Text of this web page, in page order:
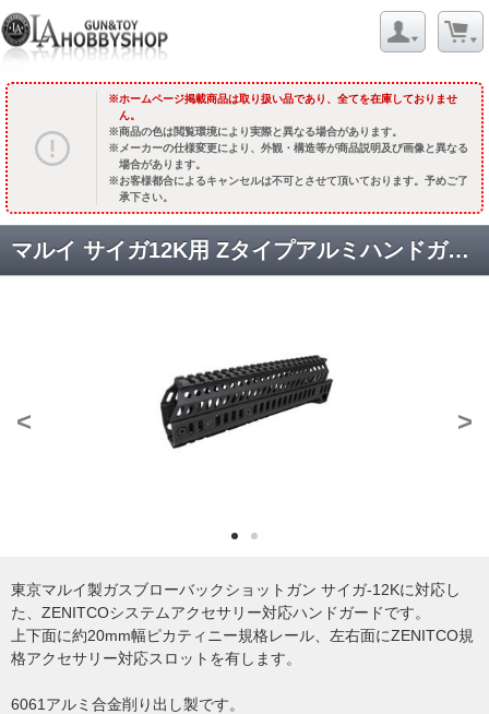
ホームページ掲載商品は取り扱い品であり、全てを在庫しておりませ
ん。
商品の色は閲覧環境により実際と異なる場合があります。
メーカーの仕様変更により、外観・構造等が商品説明及び画像と異なる
場合があります。
お客様都合によるキャンセルは不可とさせて頂いております。予めご了
承下さい。
マルイ サイガ12K用 Zタイプアルミハンドガード [2456] [品切中.国内再入荷時期未定]
< >
東京マルイ製ガスブローバックショットガン サイガ-12Kに対応し
た、ZENITCOシステムアクセサリー対応ハンドガードです。
上下面に約20mm幅ピカティニー規格レール、左右面にZENITCO規
格アクセサリー対応スロットを有します。
6061アルミ合金削り出し製です。